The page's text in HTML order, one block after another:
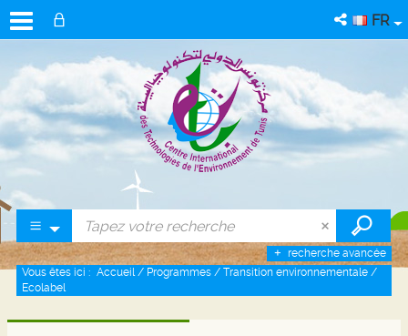
FR
recherche avancée
Vous êtes ici : Accueil / Programmes / Transition environnementale /
Ecolabel